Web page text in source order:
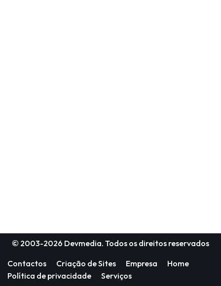
© 2003-2026 Devmedia. Todos os direitos reservados
Contactos Criação de Sites Empresa
Home
Política de privacidade
Serviços